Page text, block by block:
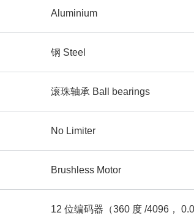
Aluminium
钢 Steel
滚珠轴承 Ball bearings
No Limiter
Brushless Motor
12 位编码器（360 度 /4096，